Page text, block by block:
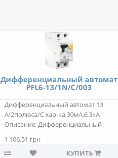
Дифференциальный автомат
PFL6-13/1N/C/003
Дифференциальный автомат 13
А/2полюса/С хар-ка,30мА,6,3кА
Описание: Дифференциальный
1 106.51 грн
КУПИТЬ